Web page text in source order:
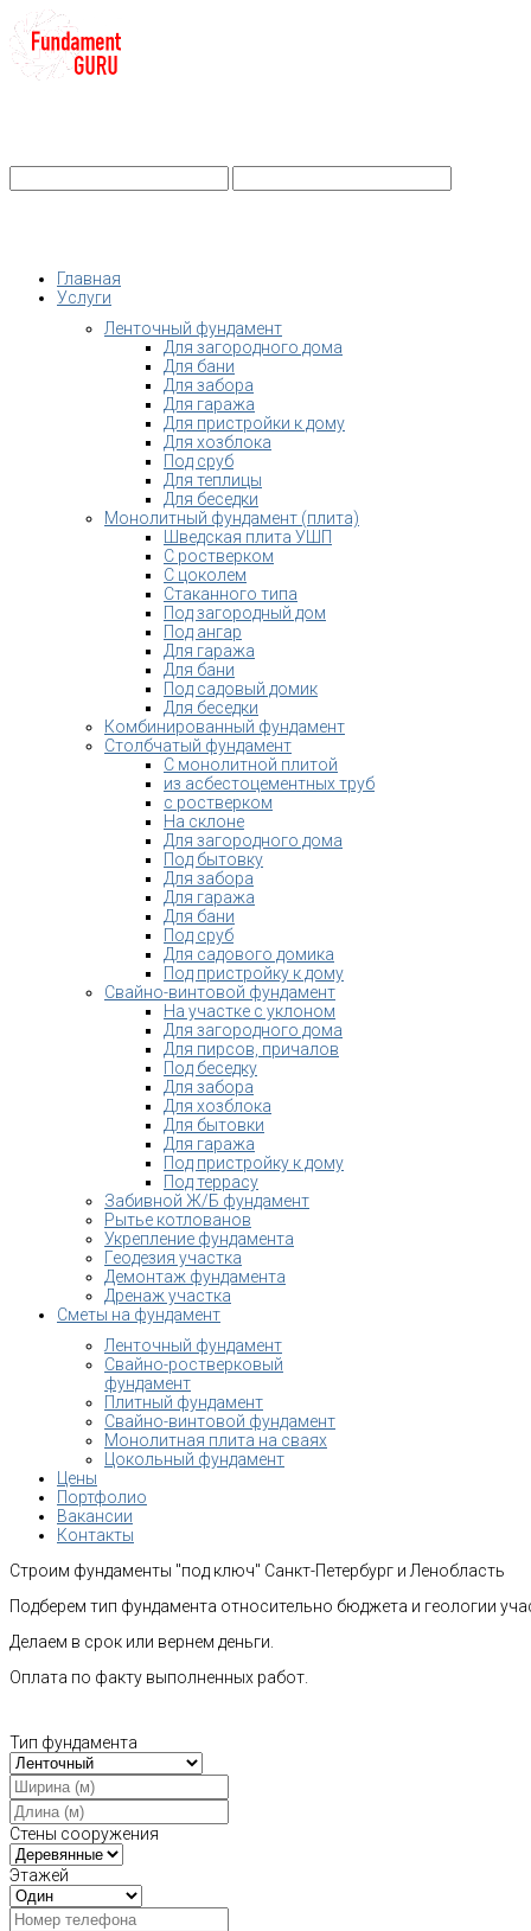
Главная
Услуги
Ленточный фундамент
Для загородного дома
Для бани
Для забора
Для гаража
Для пристройки к дому
Для хозблока
Под сруб
Для теплицы
Для беседки
Монолитный фундамент (плита)
Шведская плита УШП
С ростверком
С цоколем
Стаканного типа
Под загородный дом
Под ангар
Для гаража
Для бани
Под садовый домик
Для беседки
Комбинированный фундамент
Столбчатый фундамент
С монолитной плитой
из асбестоцементных труб
с ростверком
На склоне
Для загородного дома
Под бытовку
Для забора
Для гаража
Для бани
Под сруб
Для садового домика
Под пристройку к дому
Свайно-винтовой фундамент
На участке с уклоном
Для загородного дома
Для пирсов, причалов
Под беседку
Для забора
Для хозблока
Для бытовки
Для гаража
Под пристройку к дому
Под террасу
Забивной Ж/Б фундамент
Рытье котлованов
Укрепление фундамента
Геодезия участка
Демонтаж фундамента
Дренаж участка
Сметы на фундамент
Ленточный фундамент
Свайно-ростверковый
фундамент
Плитный фундамент
Свайно-винтовой фундамент
Монолитная плита на сваях
Цокольный фундамент
Цены
Портфолио
Вакансии
Контакты
Строим фундаменты "под ключ" Санкт-Петербург и Ленобласть
Подберем тип фундамента относительно бюджета и геологии
Делаем в срок или вернем деньги.
Оплата по факту выполненных работ.
Тип фундамента
Стены сооружения
Этажей